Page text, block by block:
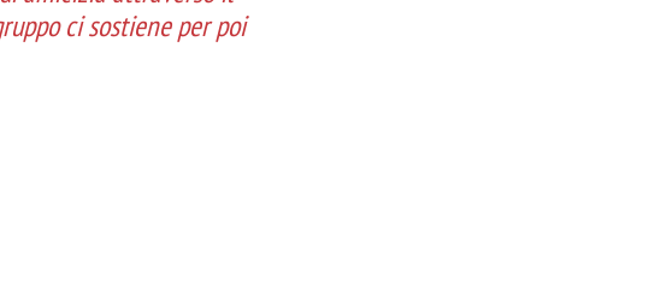
ci sostiene per poi